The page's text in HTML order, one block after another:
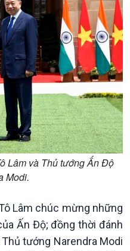
Lâm và Thủ tướng Ấn Độ
Modi.
Lâm chúc mừng những
Ấn Độ; đồng thời đánh
tướng Narendra Modi